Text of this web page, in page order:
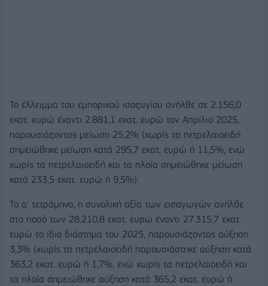
Το έλλειμμα του εμπορικού ισοζυγίου ανήλθε σε 2.156,0
εκατ. ευρώ έναντι 2.881,1 εκατ. ευρώ τον Απρίλιο 2025,
παρουσιάζοντας μείωση 25,2% (χωρίς τα πετρελαιοειδή
σημειώθηκε μείωση κατά 295,7 εκατ. ευρώ ή 11,5%, ενώ
χωρίς τα πετρελαιοειδή και τα πλοία σημειώθηκε μείωση
κατά 233,5 εκατ. ευρώ ή 9,5%).
Το α' τετράμηνο, η συνολική αξία των εισαγωγών ανήλθε
στο ποσό των 28.210,8 εκατ. ευρώ έναντι 27.315,7 εκατ.
ευρώ το ίδιο διάστημα του 2025, παρουσιάζοντας αύξηση
3,3% (χωρίς τα πετρελαιοειδή παρουσιάστηκε αύξηση κατά
363,2 εκατ. ευρώ ή 1,7%, ενώ χωρίς τα πετρελαιοειδή και
τα πλοία σημειώθηκε αύξηση κατά 365,2 εκατ. ευρώ ή